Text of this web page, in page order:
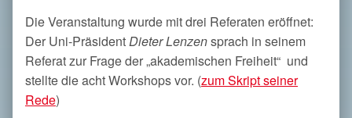
Die Veranstaltung wurde mit drei Referaten eröffnet:
Der Uni-PräsidentDieter Lenzensprach in seinem
Referat zur Frage der „akademischen Freiheit“ und
stellte die acht Workshops vor. (zum Skript seiner
Rede)